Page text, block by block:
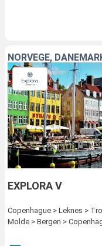
NORVÈGE,
EXPLORA V
Copenhague > Leknes >
Molde > Bergen >